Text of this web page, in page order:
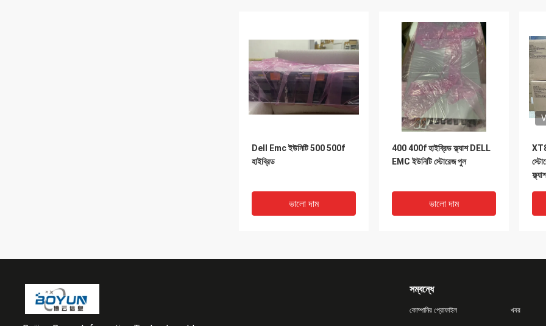
Dell Emc ইউনিটি 500 500f
হাইব্রিড
ভালো দাম
400 400f হাইব্রিড ফ্ল্যাশ DELL
EMC ইউনিটি স্টোরেজ পুল
ভালো দাম
ফ্ল্যাশ
সম্বন্ধে
কোম্পানির প্রোফাইল খবর